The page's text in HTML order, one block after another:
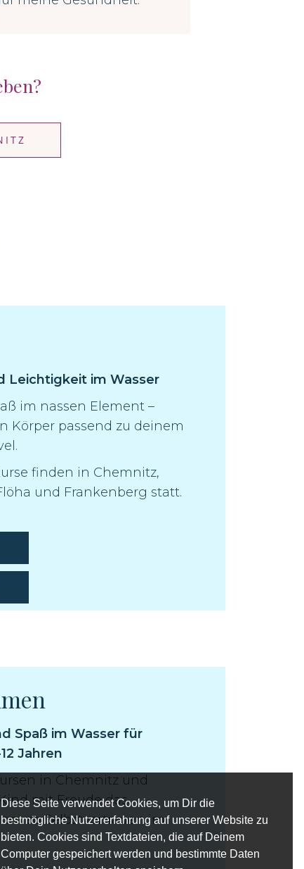
Diese Seite verwendet Cookies, um Dir die
bestmögliche Nutzererfahrung auf unserer Website zu
bieten. Cookies sind Textdateien, die auf Deinem
Computer gespeichert werden und bestimmte Daten
Leichtigkeit im Wasser
im nassen Element –
Körper passend zu deinem
finden in Chemnitz,
und Frankenberg statt.
Spaß im Wasser für
Jahren
in Chemnitz und
mit Freude das
so Selbstvertrauen im